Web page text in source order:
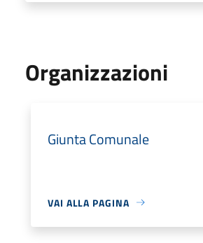
Organizzazioni
Giunta Comunale
VAI ALLA PAGINA